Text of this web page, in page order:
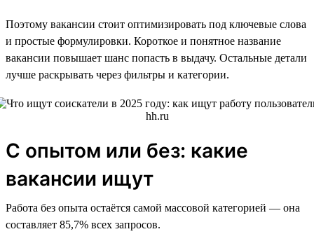
Поэтому вакансии стоит оптимизировать под ключевые слова
и простые формулировки. Короткое и понятное название
вакансии повышает шанс попасть в выдачу. Остальные детали
лучше раскрывать через фильтры и категории.
С опытом или без: какие
вакансии ищут
Работа без опыта остаётся самой массовой категорией — она
составляет 85,7% всех запросов.